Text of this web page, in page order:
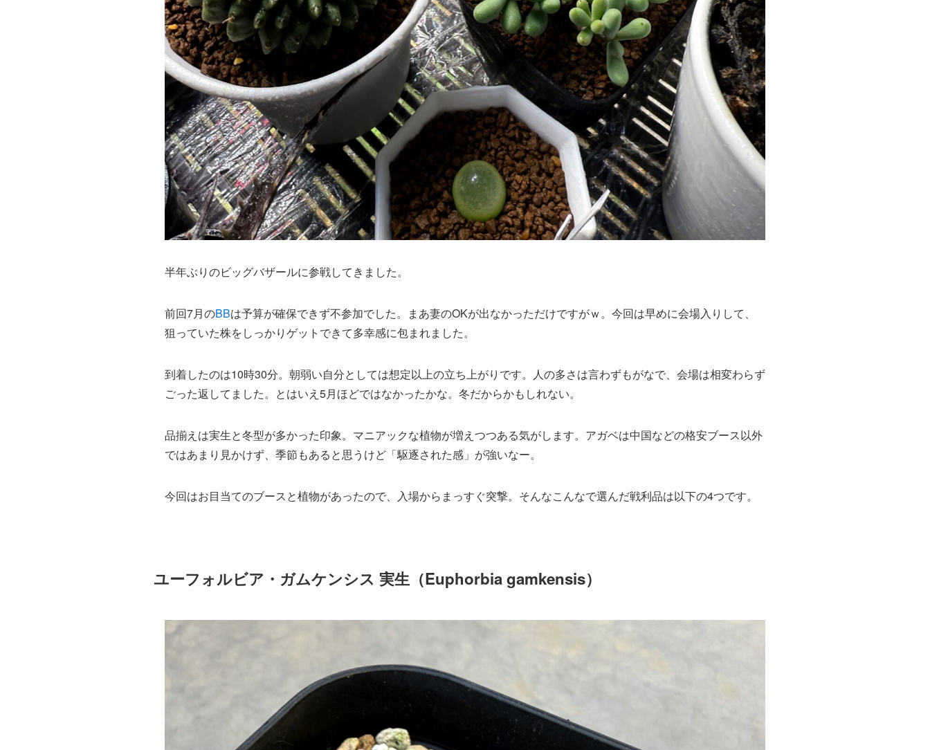
半年ぶりのビッグバザールに参戦してきました。
前回7月のBBは予算が確保できず不参加でした。まあ妻のOKが出なかっただけですがｗ。今回は早めに会場入りして、
狙っていた株をしっかりゲットできて多幸感に包まれました。
到着したのは10時30分。朝弱い自分としては想定以上の立ち上がりです。人の多さは言わずもがなで、会場は相変わらず
ごった返してました。とはいえ5月ほどではなかったかな。冬だからかもしれない。
品揃えは実生と冬型が多かった印象。マニアックな植物が増えつつある気がします。アガベは中国などの格安ブース以外
ではあまり見かけず、季節もあると思うけど「駆逐された感」が強いなー。
今回はお目当てのブースと植物があったので、入場からまっすぐ突撃。そんなこんなで選んだ戦利品は以下の4つです。
ユーフォルビア・ガムケンシス 実生（Euphorbia gamkensis）